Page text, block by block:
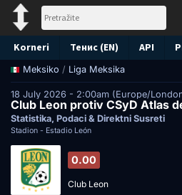
Korneri Тенис (EN) API
Meksiko / Liga Meksika
18 July 2026 - 2:00am (Europe/
Club Leon protiv CSyD Atlas
Statistika, Podaci & Direktni Susreti
Stadion - Estadio León
0.00
Club Leon